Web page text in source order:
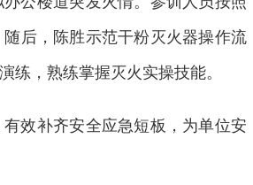
后，陈胜示范干粉灭火器操作流
，熟练掌握灭火实操技能。
效补齐安全应急短板，为单位安